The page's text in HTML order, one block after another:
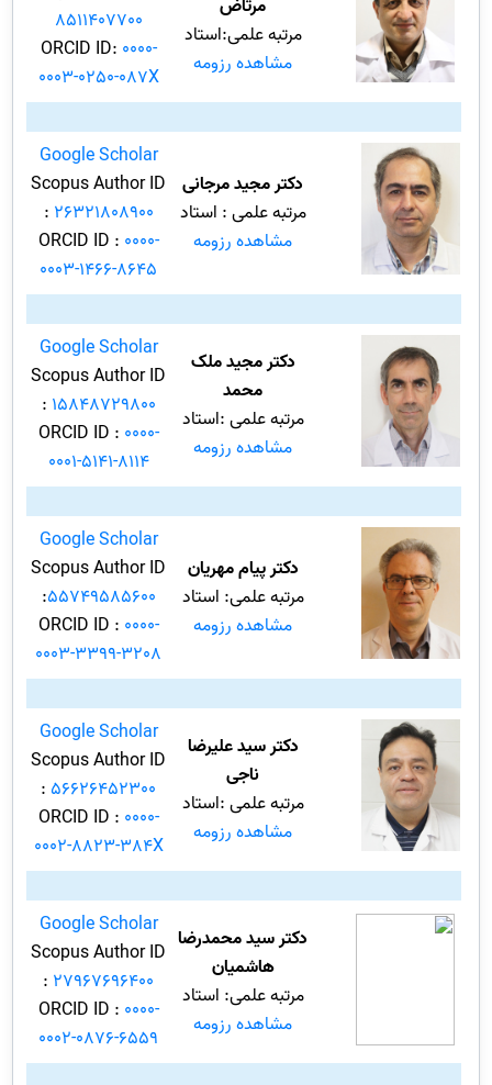
مرتاض
مرتبه علمی:استاد
مشاهده رزومه
8511407700
ORCID ID: 0000-
0003-0250-087X
دکتر مجید مرجانی
مرتبه علمی : استاد
مشاهده رزومه
Google Scholar
Scopus Author ID
: 26321808900
ORCID ID : 0000-
0003-1466-8645
دکتر مجید ملک
محمد
مرتبه علمی :استاد
مشاهده رزومه
Google Scholar
Scopus Author ID
: 15848729800
ORCID ID : 0000-
0001-5141-8114
دکتر پیام مهریان
مرتبه علمی: استاد
مشاهده رزومه
Google Scholar
Scopus Author ID
:55749585600
ORCID ID : 0000-
0003-3399-3208
دکتر سید علیرضا
ناجی
مرتبه علمی :استاد
مشاهده رزومه
Google Scholar
Scopus Author ID
: 56626452300
ORCID ID : 0000-
0002-8823-384X
دکتر سید محمدرضا
هاشمیان
مرتبه علمی: استاد
مشاهده رزومه
Google Scholar
Scopus Author ID
: 27967696400
ORCID ID : 0000-
0002-0876-6559